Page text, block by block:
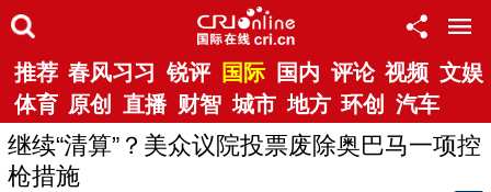
推荐 春风习习 锐评 国际 国内 评论 视频 文娱
体育 原创 直播 财智 城市 地方 环创 汽车
继续“清算”？美众议院投票废除奥巴马一项控
枪措施